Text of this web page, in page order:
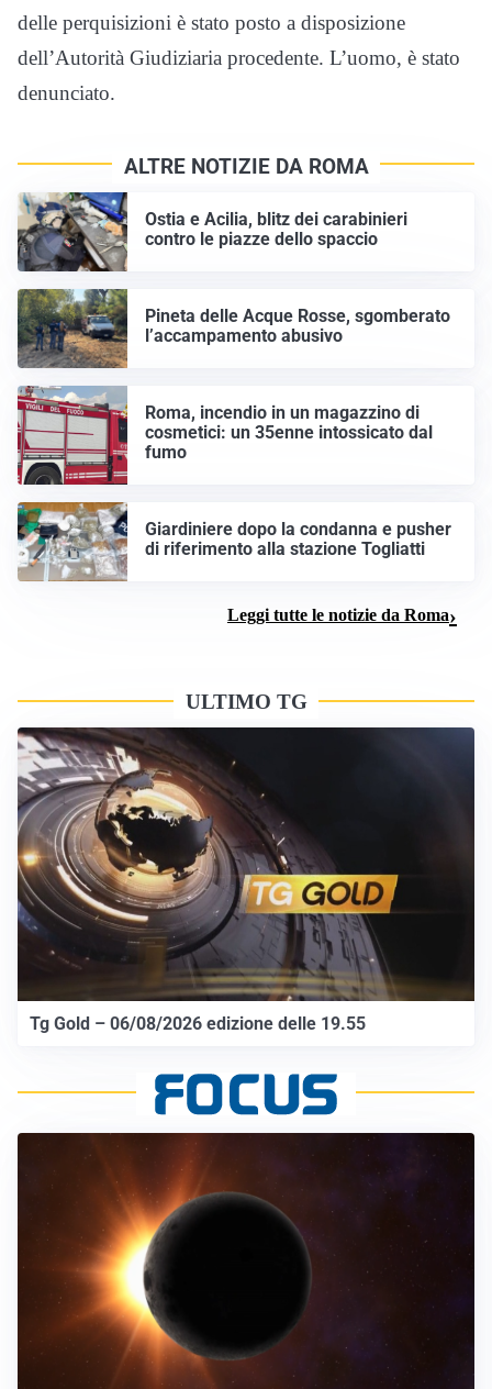
delle perquisizioni è stato posto a disposizione
dell’Autorità Giudiziaria procedente. L’uomo, è stato
denunciato.
ALTRE NOTIZIE DA ROMA
Ostia e Acilia, blitz dei carabinieri
contro le piazze dello spaccio
Pineta delle Acque Rosse, sgomberato
l’accampamento abusivo
Roma, incendio in un magazzino di
cosmetici: un 35enne intossicato dal
fumo
Giardiniere dopo la condanna e pusher
di riferimento alla stazione Togliatti
Leggi tutte le notizie da Roma
ULTIMO TG
Tg Gold – 06/08/2026 edizione delle 19.55